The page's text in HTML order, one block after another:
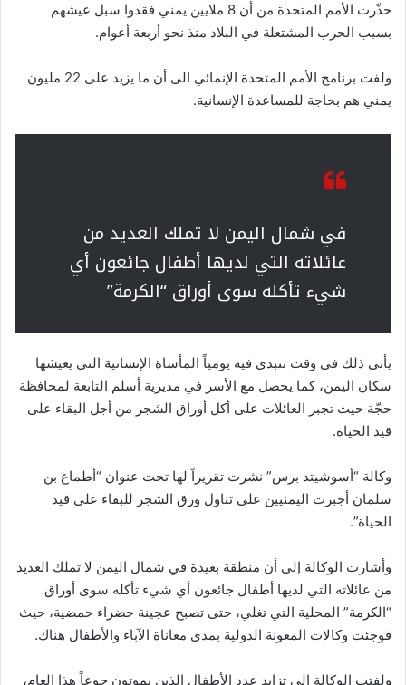
حذّرت الأمم المتحدة من أن 8 ملايين يمني فقدوا سبل عيشهم
بسبب الحرب المشتعلة في البلاد منذ نحو أربعة أعوام.
ولفت برنامج الأمم المتحدة الإنمائي الى أن ما يزيد على 22 مليون
يمني هم بحاجة للمساعدة الإنسانية.
في شمال اليمن لا تملك العديد من
عائلاته التي لديها أطفال جائعون أي
شيء تأكله سوى أوراق “الكرمة”
يأتي ذلك في وقت تتبدى فيه يومياً المأساة الإنسانية التي يعيشها
سكان اليمن، كما يحصل مع الأسر في مديرية أسلم التابعة لمحافظة
حجّة حيث تجبر العائلات على أكل أوراق الشجر من أجل البقاء على
قيد الحياة.
وكالة “أسوشيتد برس” نشرت تقريراً لها تحت عنوان “أطماع بن
سلمان أجبرت اليمنيين على تناول ورق الشجر للبقاء على قيد
الحياة”.
وأشارت الوكالة إلى أن منطقة بعيدة في شمال اليمن لا تملك العديد
من عائلاته التي لديها أطفال جائعون أي شيء تأكله سوى أوراق
“الكرمة” المحلية التي تغلي، حتى تصبح عجينة خضراء حمضية، حيث
فوجئت وكالات المعونة الدولية بمدى معاناة الآباء والأطفال هناك.
ولفتت الوكالة إلى تزايد عدد الأطفال الذين يموتون جوعاً هذا العام،